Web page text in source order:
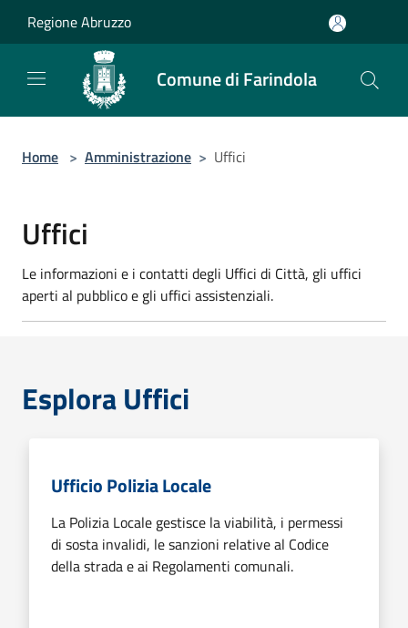
Regione Abruzzo
Comune di Farindola
Home > Amministrazione > Uffici
Uffici
Le informazioni e i contatti degli Uffici di Città, gli uffici
aperti al pubblico e gli uffici assistenziali.
Esplora Uffici
Ufficio Polizia Locale
La Polizia Locale gestisce la viabilità, i permessi
di sosta invalidi, le sanzioni relative al Codice
della strada e ai Regolamenti comunali.